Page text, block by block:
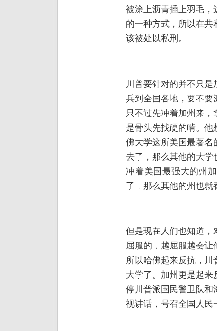
被涂上沥青插上羽毛，
的一种方式，所以在
该被处以私刑。
川普要针对的并不只
兵到全国各地，要不要
只不过先冲着加州来
是骨头先找硬的啃。
佛大学这所美国最著名
去了，那么其他的大学
冲着美国最强大的州
了，那么其他的州也就
但是现在人们也知道，
屈服的，越屈服越会
所以哈佛起来反抗，
大学了。加州更是起
停川普派国民警卫队和
视讲话，号召全国人民